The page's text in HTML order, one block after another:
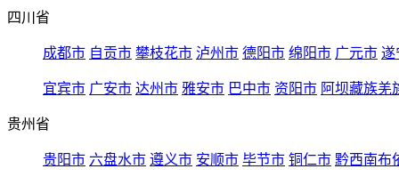
四川省
成都市 自贡市 攀枝花市 泸州市 德阳市 绵阳市 广元市 遂
宜宾市 广安市 达州市 雅安市 巴中市 资阳市 阿坝藏族羌
贵州省
贵阳市 六盘水市 遵义市 安顺市 毕节市 铜仁市 黔西南布